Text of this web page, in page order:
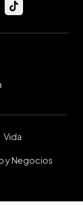
Vida
y Negocios